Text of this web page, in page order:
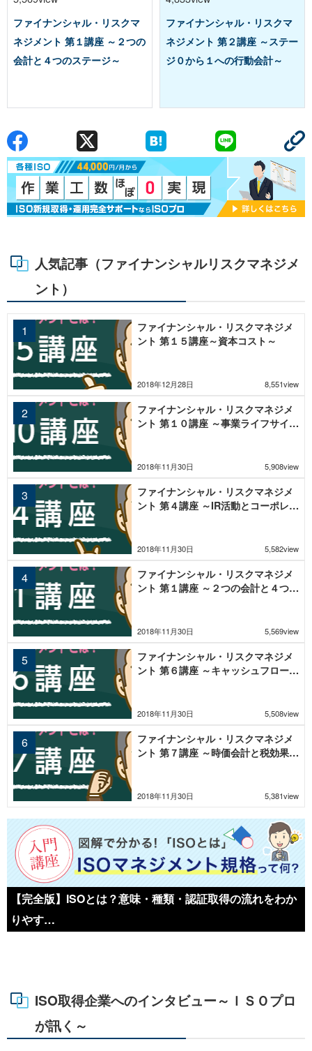
ファイナンシャル・リスクマ
ネジメント 第１講座 ～２つの
会計と４つのステージ～
ファイナンシャル・リスクマ
ネジメント 第２講座 ～ステー
ジ０から１への行動会計～
人気記事（ファイナンシャルリスクマネジメ
ント）
2018年12月28日 8,551view
ファイナンシャル・リスクマネジメ
ント 第１５講座～資本コスト～
2018年11月30日 5,908view
ファイナンシャル・リスクマネジメ
ント 第１０講座 ～事業ライフサイク
2018年11月30日 5,582view
ファイナンシャル・リスクマネジメ
ント 第４講座 ～IR活動とコーポレー
2018年11月30日 5,569view
ファイナンシャル・リスクマネジメ
ント 第１講座 ～２つの会計と４つの
2018年11月30日 5,508view
ファイナンシャル・リスクマネジメ
ント 第６講座 ～キャッシュフロー計
2018年11月30日 5,381view
ファイナンシャル・リスクマネジメ
ント 第７講座 ～時価会計と税効果会
【完全版】ISOとは？意味・種類・認証取得の流れをわか
りやす…
ISO取得企業へのインタビュー～ＩＳＯプロ
が訊く～